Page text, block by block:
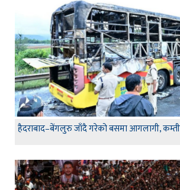
हैदराबाद–बेंगलुरु जाँदै गरेको बसमा आगलागी,